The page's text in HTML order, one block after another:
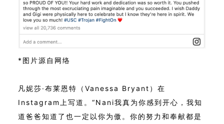
*图片源自网络
凡妮莎·布莱恩特（Vanessa Bryant）在
Instagram上写道。“Nani我真为你感到开心，我知
道爸爸知道了也一定以你为傲。你的努力和奉献都是